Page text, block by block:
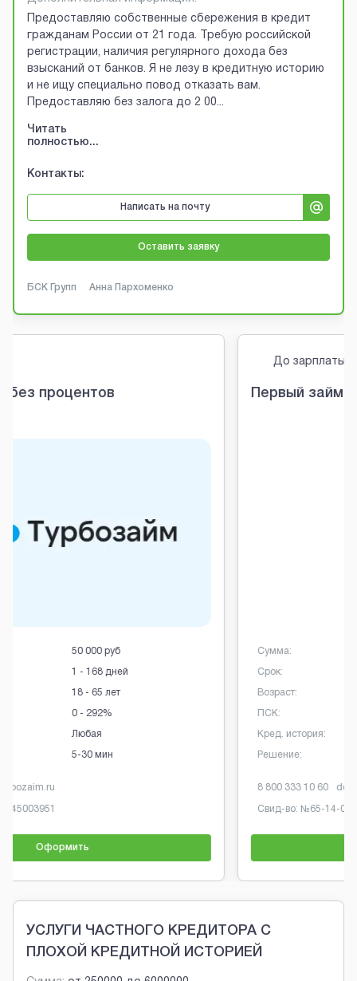
Предоставляю собственные сбережения в кредит
гражданам России от 21 года. Требую российской
регистрации, наличия регулярного дохода без
взысканий от банков. Я не лезу в кредитную историю
и не ищу специально повод отказать вам.
Предоставляю без залога до 2 00...
Читать
полностью...
Контакты:
Написать на почту
Оставить заявку
БСК Групп Анна Пархоменко
Первый займ бесплатно
Сумма:
Возраст:
Кред. история:
Решение:
8 800 333 10 60
Свид-во: №
Brobaza - Обычные объявления
УСЛУГИ ЧАСТНОГО КРЕДИТОРА С
ПЛОХОЙ КРЕДИТНОЙ ИСТОРИЕЙ